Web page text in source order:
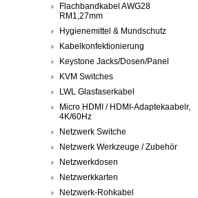
Flachbandkabel AWG28
RM1,27mm
Hygienemittel & Mundschutz
Kabelkonfektionierung
Keystone Jacks/Dosen/Panel
KVM Switches
LWL Glasfaserkabel
Micro HDMI / HDMI-Adaptekaabelr,
4K/60Hz
Netzwerk Switche
Netzwerk Werkzeuge / Zubehör
Netzwerkdosen
Netzwerkkarten
Netzwerk-Rohkabel